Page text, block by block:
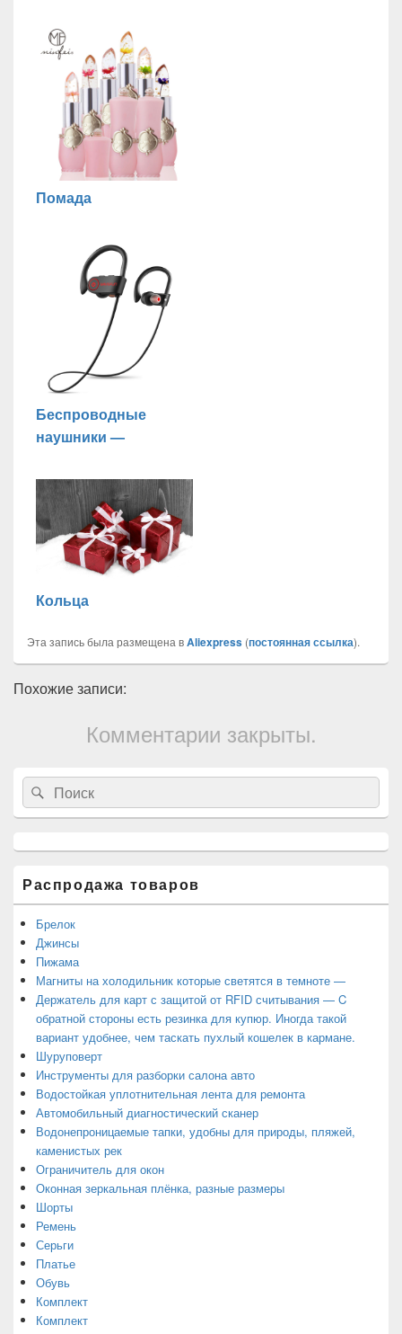
Помада
Беспроводные
наушники —
Кольца
Эта запись была размещена вAliexpress (постоянная ссылка).
Похожие записи:
Комментарии закрыты.
Область
основной
боковой
панели
Search
for:
Search
Распродажа товаров
Брелок
Джинсы
Пижама
Магниты на холодильник которые светятся в темноте —
Держатель для карт с защитой от RFID считывания — C
обратной стороны есть резинка для купюр. Иногда такой
вариант удобнее, чем таскать пухлый кошелек в кармане.
Шуруповерт
Инструменты для разборки салона авто
Водостойкая уплотнительная лента для ремонта
Автомобильный диагностический сканер
Водонепроницаемые тапки, удобны для природы, пляжей,
каменистых рек
Ограничитель для окон
Оконная зеркальная плёнка, разные размеры
Шорты
Ремень
Серьги
Платье
Обувь
Комплект
Комплект